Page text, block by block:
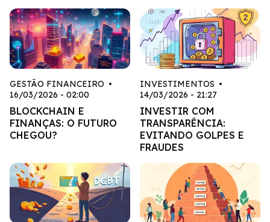
GESTÃO FINANCEIRO •
16/03/2026 - 02:00
BLOCKCHAIN E
FINANÇAS: O FUTURO
CHEGOU?
INVESTIMENTOS •
14/03/2026 - 21:27
INVESTIR COM
TRANSPARÊNCIA:
EVITANDO GOLPES E
FRAUDES